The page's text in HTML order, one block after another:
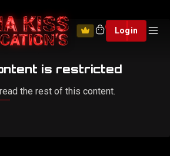
Login
is restricted
the rest of this content.